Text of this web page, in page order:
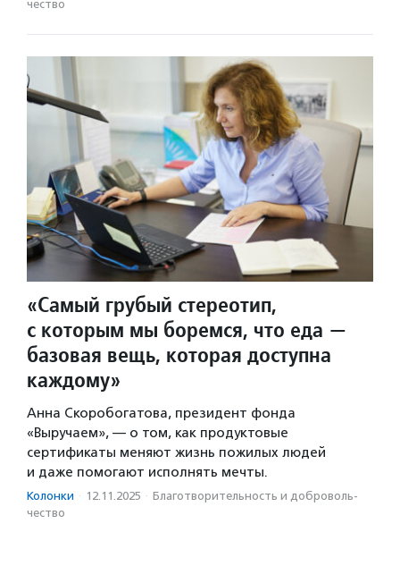
чест­во
«Самый грубый стереотип,
с которым мы боремся, что еда —
базовая вещь, которая доступна
каждому»
Анна Скоробогатова, президент фонда
«Выручаем», — о том, как продуктовые
сертификаты меняют жизнь пожилых людей
и даже помогают исполнять мечты.
Колонки · 12.11.2025 · Благотвори­тель­ность и доброволь­
чест­во